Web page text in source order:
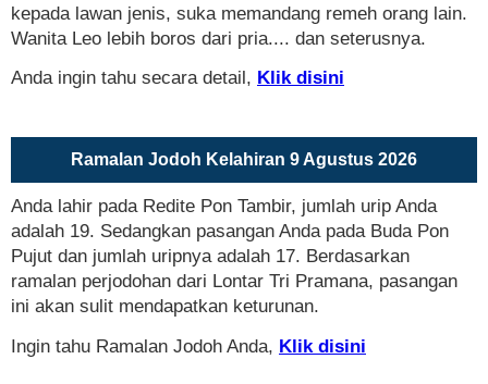
kepada lawan jenis, suka memandang remeh orang lain.
Wanita Leo lebih boros dari pria.... dan seterusnya.
Anda ingin tahu secara detail, Klik disini
Ramalan Jodoh Kelahiran 9 Agustus 2026
Anda lahir pada Redite Pon Tambir, jumlah urip Anda
adalah 19. Sedangkan pasangan Anda pada Buda Pon
Pujut dan jumlah uripnya adalah 17. Berdasarkan
ramalan perjodohan dari Lontar Tri Pramana, pasangan
ini akan sulit mendapatkan keturunan.
Ingin tahu Ramalan Jodoh Anda, Klik disini